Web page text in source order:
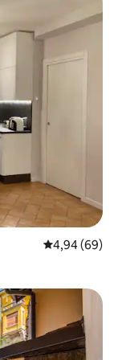
Prosječna
4,94 (69)